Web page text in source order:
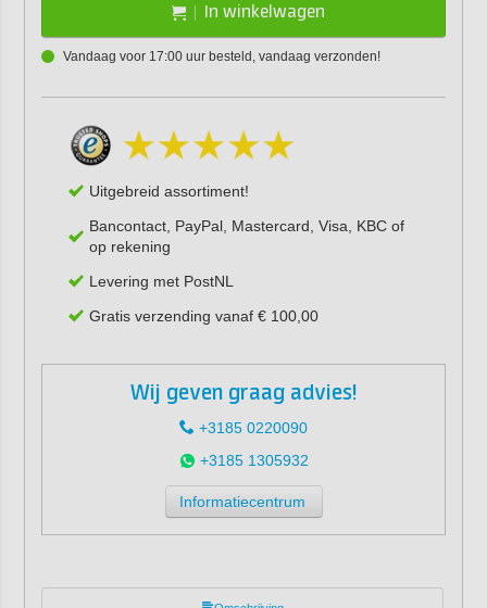
In winkelwagen
Vandaag voor 17:00 uur besteld, vandaag verzonden!
Uitgebreid assortiment!
Bancontact, PayPal, Mastercard, Visa, KBC of
op rekening
Levering met PostNL
Gratis verzending vanaf € 100,00
Wij geven graag advies!
+3185 0220090
+3185 1305932
Informatiecentrum